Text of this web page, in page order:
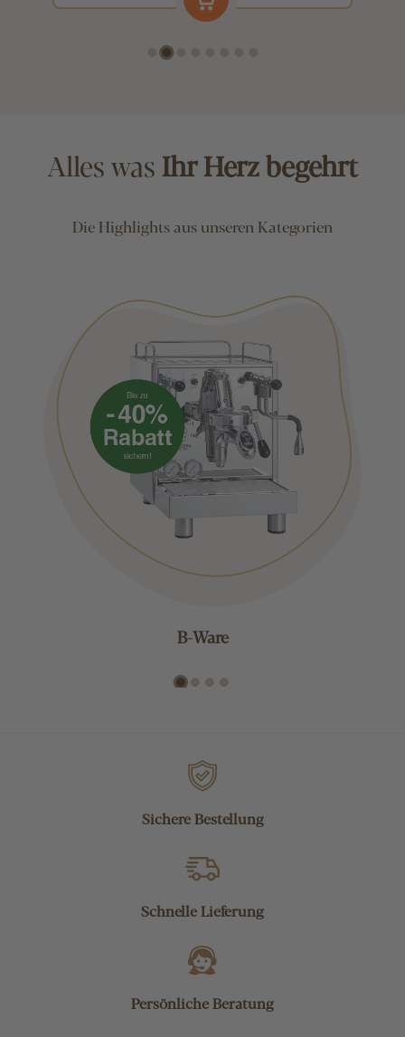
Alles wasIhr Herz begehrt
Die Highlights aus unseren Kategorien
B-Ware
Sichere Bestellung
Schnelle Lieferung
Persönliche Beratung